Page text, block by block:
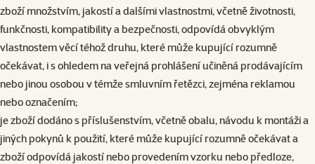
zboží množstvím, jakostí a dalšími vlastnostmi, včetně životnosti,
funkčnosti, kompatibility a bezpečnosti, odpovídá obvyklým
vlastnostem věcí téhož druhu, které může kupující rozumně
očekávat, i s ohledem na veřejná prohlášení učiněná prodávajícím
nebo jinou osobou v témže smluvním řetězci, zejména reklamou
nebo označením;
je zboží dodáno s příslušenstvím, včetně obalu, návodu k montáži a
jiných pokynů k použití, které může kupující rozumně očekávat a
zboží odpovídá jakostí nebo provedením vzorku nebo předloze,